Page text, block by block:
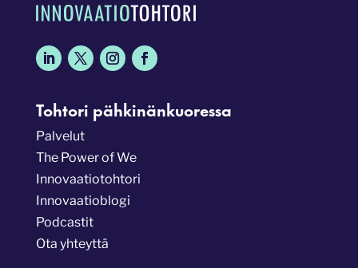
Tohtori pähkinänkuoressa
Palvelut
The Power of We
Innovaatiotohtori
Innovaatioblogi
Podcastit
Ota yhteyttä